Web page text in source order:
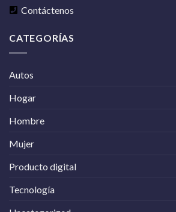
Contáctenos
CATEGORÍAS
Autos
Hogar
Hombre
Mujer
Producto digital
Tecnología